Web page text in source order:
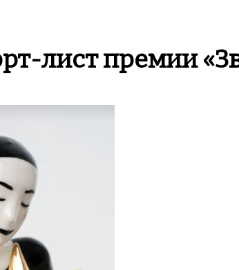
лист премии